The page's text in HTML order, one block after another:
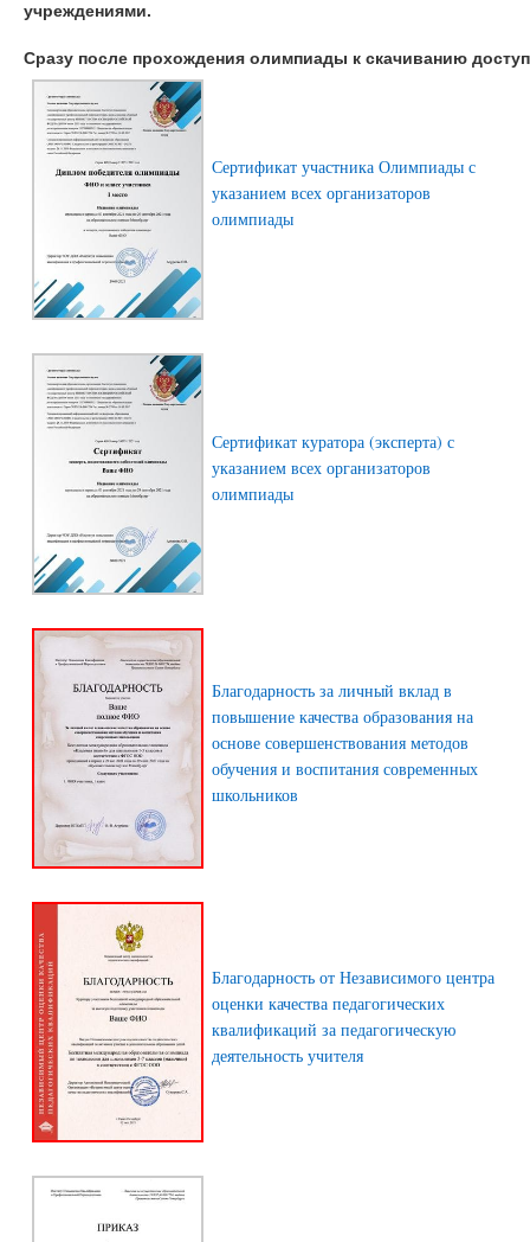
учреждениями.
Сразу после прохождения олимпиады к скачиванию
Сертификат участника Олимпиады с
указанием всех организаторов
олимпиады
Сертификат куратора (эксперта) с
указанием всех организаторов
олимпиады
Благодарность за личный вклад в
повышение качества образования на
основе совершенствования методов
обучения и воспитания современных
школьников
Благодарность от Независимого центра
оценки качества педагогических
квалификаций за педагогическую
деятельность учителя